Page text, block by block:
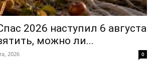
2026 наступил 6 августа
можно ли...
2026 0